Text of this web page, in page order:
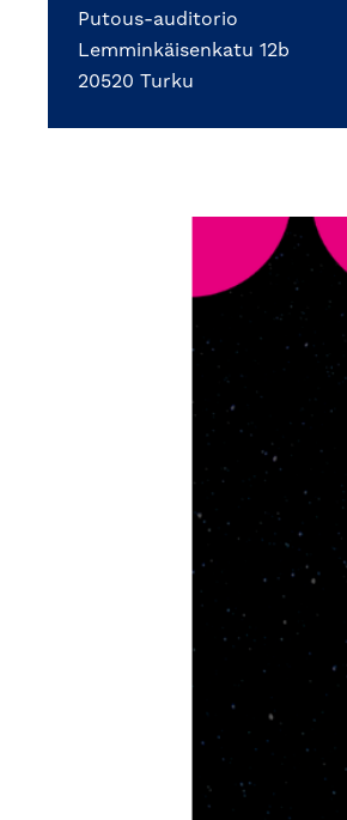
Putous-auditorio
Lemminkäisenkatu 12b
20520 Turku